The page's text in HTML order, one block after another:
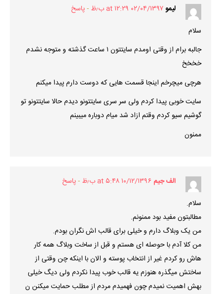
لیمو۰۲/۰۴/۱۳۹۷ at ۱۲:۲۹ ب٫ظ
پاسخ
سلام
جالبه برام از وقتی اومدم سایتتون ۱ ساعت گذشته و متوجه نشدم
خخخخ
هرچی میچرخم اینجا قسمت هایی که دوست دارم پیدا میکنم
سایت خوبی پیدا کردم ولی سر سری سایتتونو دیدم حالا سایتتونو تو
گوشیم سیو کردم وقتم ازاد شد میام دوباره میبینم
ممنون
الف جیم ۱۰/۱۲/۱۳۹۶ at ۵:۴۸ ب٫ظ
پاسخ
سلام.
مطالبتون مفید بود ممنونم.
من یک وبلاگ دارم و خیلی برای قالب اش نگران بودم.
من کلا آدم با حوصله ای هستم و قبل از ساخت وبلاگ همه کار
هاش رو کردم غیر از انتخاب پوسته و الان با اینکه چن وقتی از
ساختش میگذره هنوزم یه قالب خوب پیدا نکردم ولی دیگ خیلی
بهش اهمیت نمیدم چون فهمیدم مردم از مطلب حمایت میکنن ن